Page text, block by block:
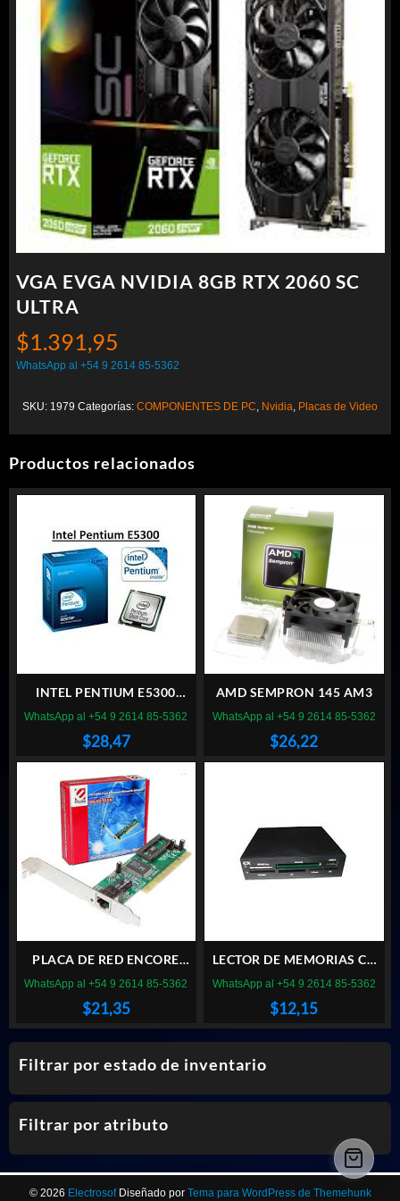
Filtrar por estado de inventario
Filtrar por atributo
VGA EVGA NVIDIA 8GB RTX 2060 SC
ULTRA
$1.391,95
WhatsApp al +54 9 2614 85-5362
SKU: 1979 Categorías: COMPONENTES DE PC Nvidia Placas de Video
Productos relacionados
INTEL PENTIUM E5300
SOCKET 775
$28,47
WhatsApp al +54 9 2614 85-5362
AMD SEMPRON 145 AM3
$26,22
WhatsApp al +54 9 2614 85-5362
PLACA DE RED ENCORE
ENL832 PCI
$21,35
WhatsApp al +54 9 2614 85-5362
LECTOR DE MEMORIAS CX
INTERNO
$12,15
WhatsApp al +54 9 2614 85-5362
© 2026 Electrosof Diseñado por Tema para WordPress de Themehunk